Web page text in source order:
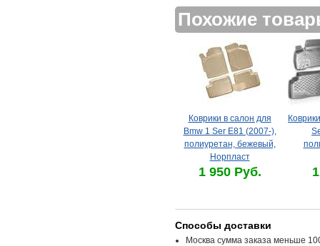
Похожие
Коврики в салон для
Bmw 1 Ser E81 (2007-),
полиуретан, бежевый,
Норпласт
1 950 Руб.
Способы доставки
Москва сумма заказа меньше